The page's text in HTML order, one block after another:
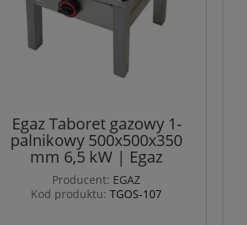
Egaz Taboret gazowy 1-
palnikowy 500x500x350
mm 6,5 kW | Egaz
Producent: EGAZ
Kod produktu: TGOS-107